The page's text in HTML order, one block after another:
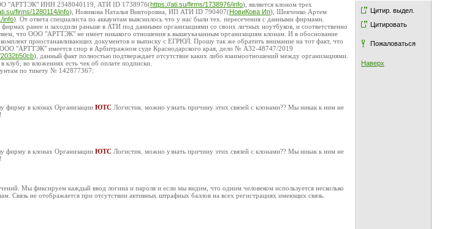
Цитир. выдел.
Цитировать
Пожаловаться
Наверх
"АРТТЭК" ИНН 2348040119, АТИ ID 1738976(https://ati.su/firms/1738976/info), является клоном трех
firms/1280114/info), Новикова Наталья Викторовна, ИП АТИ ID 790407(НовиКова Ип), Шевченко Артем
info). От ответа специалиста по аккаунтам выяснилось что у нас были тех. пересечения с данными фирмами.
ранее и заходили раньше в АТИ под данными организациями со своих личных ноутбуков, и соответственно
что ООО "АРТТЭК" не имеет никакого отношения к вышеуказанным организациям клонам. И в обоснование
комплект приостанавливающих документов и выписку с ЕГРЮЛ. Прошу так же обратить внимание на тот факт, что
"АРТТЭК" имеется спор в Арбитражном суде Краснодарского края, дело № А32-48747/2019
), данный факт полностью подтверждает отсутствие каких либо взаимоотношений между организациями.
клуб, во вложениях есть чек об оплате подписки.
по тикету № 142877367:
фирму в клонах Организации ЮТС Логистик. можно узнать причину этих связей с клонами?? Мы никак к ним не
фирму в клонах Организации ЮТС Логистик. можно узнать причину этих связей с клонами?? Мы никак к ним не
Мы фиксируем каждый ввод логина и пароля и если мы видим, что одним человеком используется несколько
Связь не отображается при отсутствии активных штрафных баллов на всех регистрациях имеющих связь.